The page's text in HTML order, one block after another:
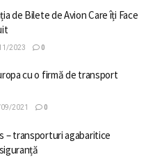
de Bilete de Avion Care îți Face
2023 0
cu o firmă de transport
2021 0
– transporturi agabaritice